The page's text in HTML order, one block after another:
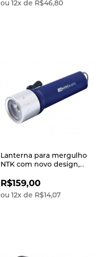
ou 12xde R$46,80
Lanterna para mergulho
NTK com novo design,
150 lúmens Zutto
R$159,00
ou 12xde R$14,07